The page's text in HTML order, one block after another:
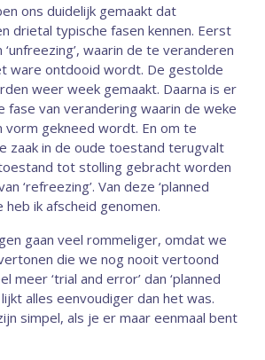
ons duidelijk gemaakt dat
drietal typische fasen kennen. Eerst
waarin de te veranderen
ware ontdooid wordt. De gestolde
weer week gemaakt. Daarna is er
fase van verandering waarin de weke
vorm gekneed wordt. En om te
zaak in de oude toestand terugvalt
tot stolling gebracht worden
‘refreezing’. Van deze ‘planned
heb ik afscheid genomen.
gaan veel rommeliger, omdat we
die we nog nooit vertoond
meer ‘trial and error’ dan ‘planned
lijkt alles eenvoudiger dan het was.
simpel, als je er maar eenmaal bent